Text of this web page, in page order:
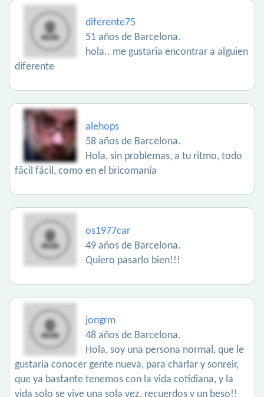
diferente75
51 años de Barcelona.
hola.. me gustaria encontrar a alguien
diferente
alehops
58 años de Barcelona.
Hola, sin problemas, a tu ritmo, todo
fácil fácil, como en el bricomanía
os1977car
49 años de Barcelona.
Quiero pasarlo bien!!!
jongrm
48 años de Barcelona.
Hola, soy una persona normal, que le
gustaria conocer gente nueva, para charlar y sonreir,
que ya bastante tenemos con la vida cotidiana, y la
vida solo se vive una sola vez. recuerdos y un beso!!